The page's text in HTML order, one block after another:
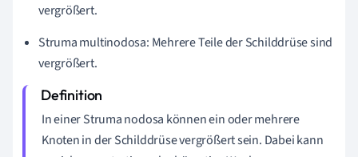
vergrößert.
Struma multinodosa: Mehrere Teile der Schilddrüse sind
vergrößert.
In einer Struma nodosa können ein oder mehrere
Knoten in der Schilddrüse vergrößert sein. Dabei kann